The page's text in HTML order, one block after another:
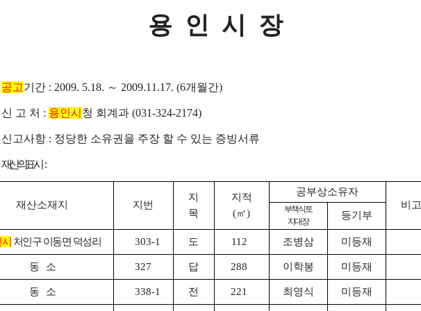
용 인 시 장
공고기간 : 2009. 5.18. ～ 2009.11.17. (6개월간)
고 처 : 용인시 청 회계과 (031-324-2174)
사항 : 정당한 소유권을 주장 할 수 있는 증빙서류
재산의 표시 :
재산소재지 지번
지
목
지적
(㎡)
공부상소유자
비고
부책식토
지대장
등기부
처인구 이동면 덕성리 303-1 도 112 조병삼 미등재
동 소 327 답 288 이학봉 미등재
동 소 338-1 전 221 최영식 미등재